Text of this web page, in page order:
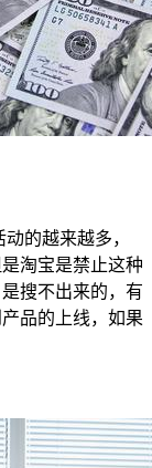
的越来越多，
淘宝是禁止这种
搜不出来的，有
品的上线，如果